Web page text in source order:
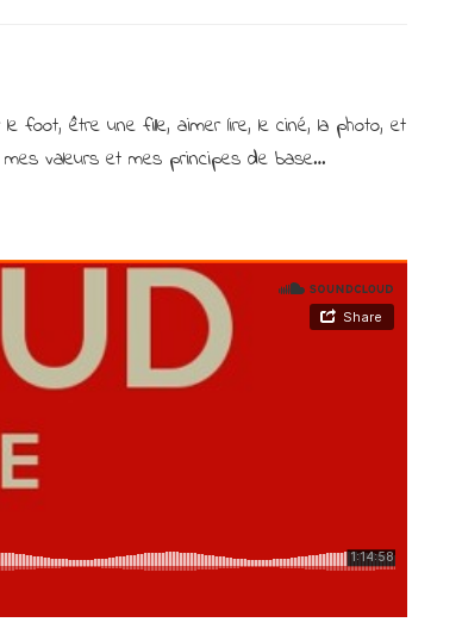
foot, être une fille, aimer lire, le ciné, la photo, et
valeurs et mes principes de base…